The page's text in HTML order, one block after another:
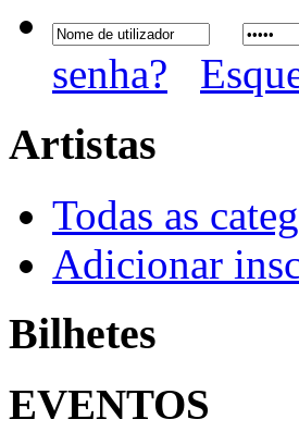
senha?
Artistas
Todas as
Adicionar
Bilhetes
EVENTOS